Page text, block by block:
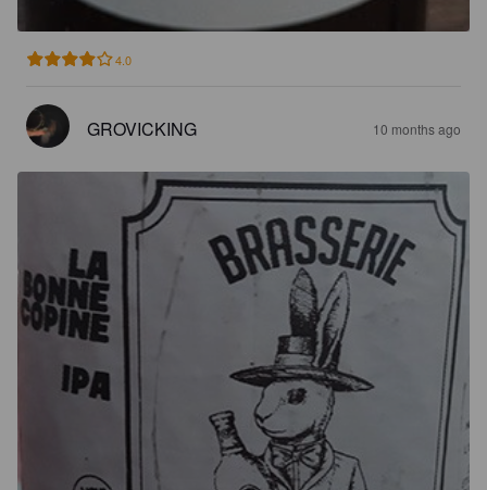
4.0
GROVICKING 10 months ago